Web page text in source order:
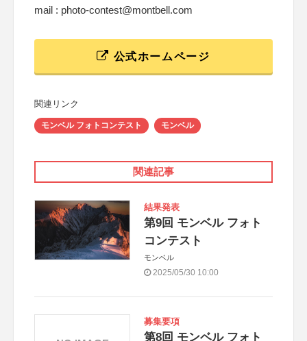
mail : photo-contest@montbell.com
公式ホームページ
関連リンク
モンベル フォトコンテスト モンベル
関連記事
結果発表
第9回 モンベル フォト
コンテスト
モンベル
2025/05/30 10:00
募集要項
第8回 モンベル フォト